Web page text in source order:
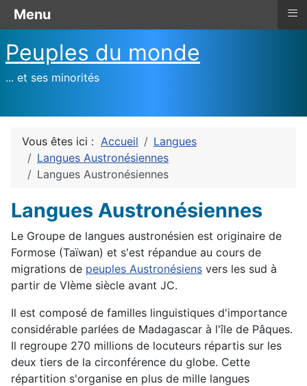
Peuples du monde
... et ses minorités
Vous êtes ici : Accueil
Langues
Langues Austronésiennes
Langues Austronésiennes
Langues Austronésiennes
Le Groupe de langues austronésien est originaire de
Formose (Taïwan) et s'est répandue au cours de
migrations de peuples Austronésiens vers les sud à
partir de VIème siècle avant JC.
Il est composé de familles linguistiques d'importance
considérable parlées de Madagascar à l'île de Pâques.
Il regroupe 270 millions de locuteurs répartis sur les
deux tiers de la circonférence du globe. Cette
répartition s'organise en plus de mille langues
Menu ≡